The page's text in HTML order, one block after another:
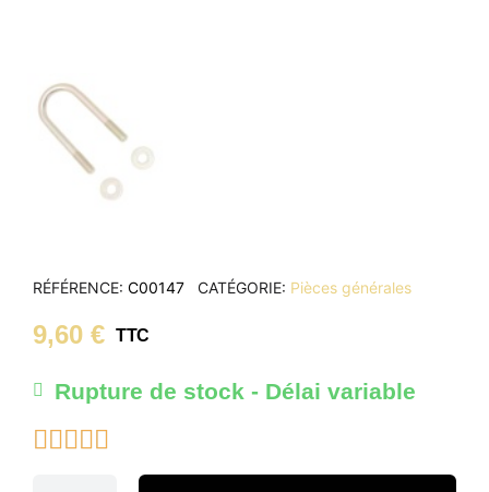
RÉFÉRENCE C00147 CATÉGORIE Pièces générales
9,60 € TTC
Rupture de stock - Délai variable
